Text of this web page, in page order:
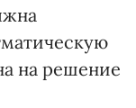
на решение